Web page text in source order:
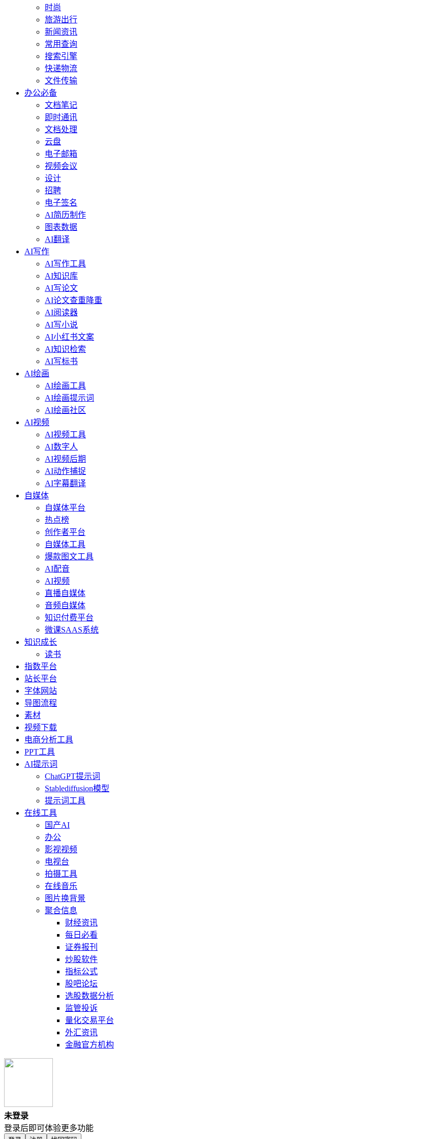
时尚
旅游出行
新闻资讯
常用查询
搜索引擎
快递物流
文件传输
办公必备
文档笔记
即时通讯
文档处理
云盘
电子邮箱
视频会议
设计
招聘
电子签名
AI简历制作
图表数据
AI翻译
AI写作
AI写作工具
AI知识库
AI写论文
AI论文查重降重
AI阅读器
AI写小说
AI小红书文案
AI知识检索
AI写标书
AI绘画
AI绘画工具
AI绘画提示词
AI绘画社区
AI视频
AI视频工具
AI数字人
AI视频后期
AI动作捕捉
AI字幕翻译
自媒体
自媒体平台
热点榜
创作者平台
自媒体工具
爆款图文工具
AI配音
AI视频
直播自媒体
音频自媒体
知识付费平台
微课SAAS系统
知识成长
读书
指数平台
站长平台
字体网站
导图流程
素材
视频下载
电商分析工具
PPT工具
AI提示词
ChatGPT提示词
Stablediffusion模型
提示词工具
在线工具
国产AI
办公
影视视频
电视台
拍摄工具
在线音乐
图片换背景
聚合信息
财经资讯
每日必看
证券报刊
炒股软件
指标公式
股吧论坛
选股数据分析
监管投诉
量化交易平台
外汇资讯
金融官方机构
未登录
登录后即可体验更多功能